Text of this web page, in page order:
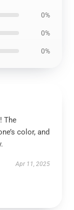
0%
0%
0%
The
color, and
Apr 11, 2025